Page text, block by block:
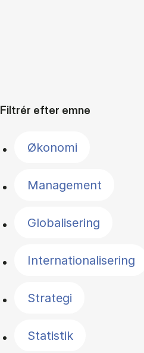
Filtrér efter emne
Økonomi
Management
Globalisering
Internationalisering
Strategi
Statistik